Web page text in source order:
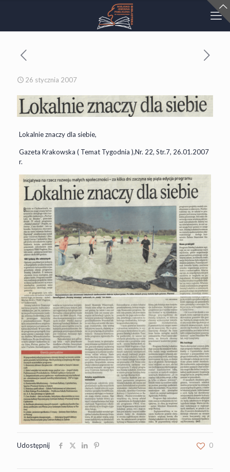
26 stycznia 2007
Lokalnie znaczy dla siebie,
Gazeta Krakowska ( Temat Tygodnia ),Nr. 22, Str.7, 26.01.2007
r.
Udostępnij 0